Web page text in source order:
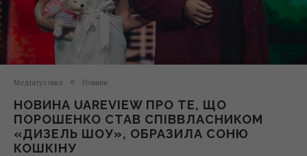
Медіатусовка Новини
НОВИНА UAREVIEW ПРО ТЕ, ЩО
ПОРОШЕНКО СТАВ СПІВВЛАСНИКОМ
«ДИЗЕЛЬ ШОУ», ОБРАЗИЛА СОНЮ
КОШКІНУ